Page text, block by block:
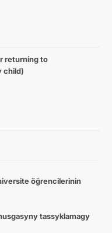
öğrencilerinin
tassyklamagy
returning to
child)